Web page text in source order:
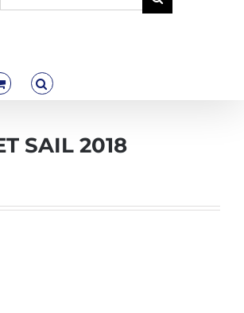
SAIL 2018